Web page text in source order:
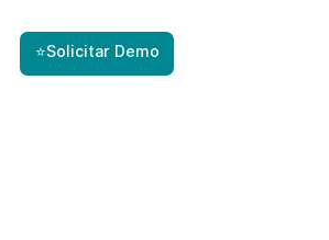
⭐Solicitar Demo